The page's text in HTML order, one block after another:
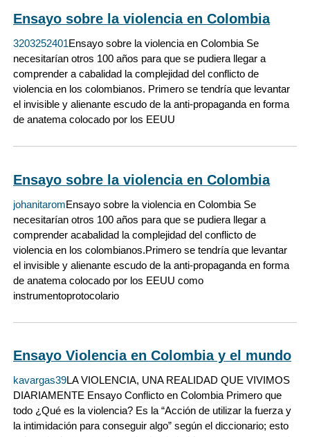
Ensayo sobre la violencia en Colombia
3203252401Ensayo sobre la violencia en Colombia Se
necesitarían otros 100 años para que se pudiera llegar a
comprender a cabalidad la complejidad del conflicto de
violencia en los colombianos. Primero se tendría que levantar
el invisible y alienante escudo de la anti-propaganda en forma
de anatema colocado por los EEUU
Ensayo sobre la violencia en Colombia
johanitaromEnsayo sobre la violencia en Colombia Se
necesitarían otros 100 años para que se pudiera llegar a
comprender acabalidad la complejidad del conflicto de
violencia en los colombianos.Primero se tendría que levantar
el invisible y alienante escudo de la anti-propaganda en forma
de anatema colocado por los EEUU como
instrumentoprotocolario
Ensayo Violencia en Colombia y el mundo
kavargas39LA VIOLENCIA, UNA REALIDAD QUE VIVIMOS
DIARIAMENTE Ensayo Conflicto en Colombia Primero que
todo ¿Qué es la violencia? Es la “Acción de utilizar la fuerza y
la intimidación para conseguir algo” según el diccionario; esto